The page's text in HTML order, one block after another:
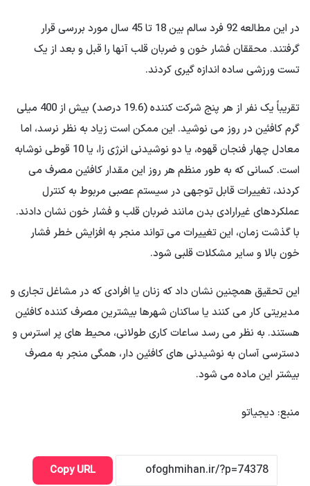
در این مطالعه 92 فرد سالم بین 18 تا 45 سال مورد بررسی قرار
گرفتند. محققان فشار خون و ضربان قلب آنها را قبل و بعد از یک
تست ورزشی ساده اندازه گیری کردند.
تقریباً یک نفر از هر پنج شرکت کننده (19.6 درصد) بیش از 400 میلی
گرم کافئین در روز می نوشید. این ممکن است زیاد به نظر نرسد، اما
معادل چهار فنجان قهوه، یا دو نوشیدنی انرژی زا، یا 10 قوطی نوشابه
است. کسانی که به طور منظم هر روز این مقدار کافئین مصرف می
کردند، تغییرات قابل توجهی در سیستم عصبی مربوط به کنترل
عملکردهای غیرارادی بدن مانند ضربان قلب و فشار خون نشان دادند.
با گذشت زمان، این تغییرات می تواند منجر به افزایش خطر فشار
خون بالا و سایر مشکلات قلبی شود.
این تحقیق همچنین نشان داد که زنان یا افرادی که در مشاغل تجاری و
مدیریتی کار می کنند یا ساکنان شهرها بیشترین مصرف کننده کافئین
هستند. به نظر می رسد ساعات کاری طولانی، محیط های پر استرس و
دسترسی آسان به نوشیدنی های کافئین دار، همگی منجر به مصرف
بیشتر این ماده می شود.
منبع: دیجیاتو
Copy URL